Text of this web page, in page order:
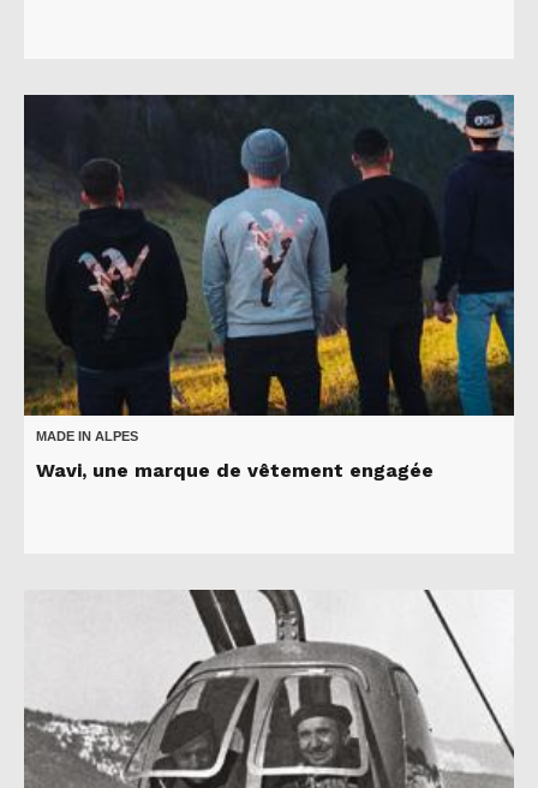
MADE IN ALPES
Wavi, une marque de vêtement engagée